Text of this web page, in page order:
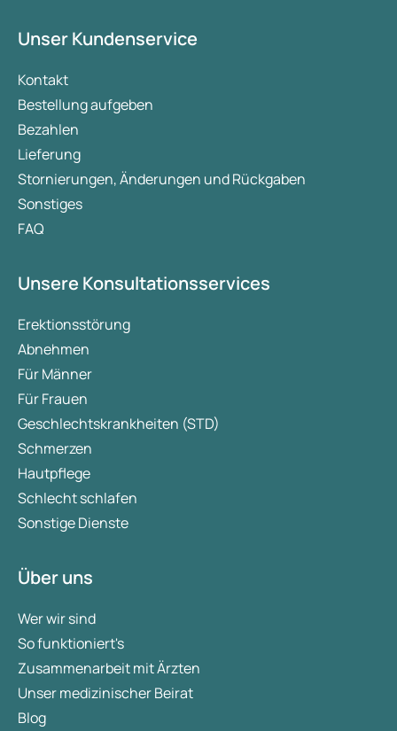
Unser Kundenservice
Kontakt
Bestellung aufgeben
Bezahlen
Lieferung
Stornierungen, Änderungen und Rückgaben
Sonstiges
FAQ
Unsere Konsultationsservices
Erektionsstörung
Abnehmen
Für Männer
Für Frauen
Geschlechtskrankheiten (STD)
Schmerzen
Hautpflege
Schlecht schlafen
Sonstige Dienste
Über uns
Wer wir sind
So funktioniert's
Zusammenarbeit mit Ärzten
Unser medizinischer Beirat
Blog